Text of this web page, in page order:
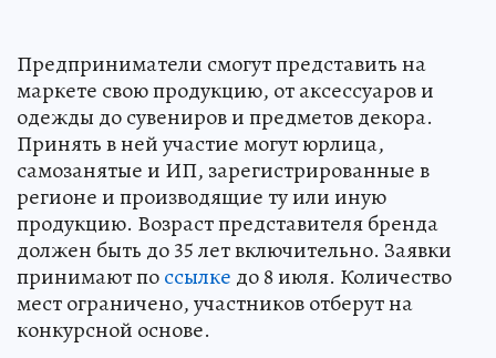
Предприниматели смогут представить на
маркете свою продукцию, от аксессуаров и
одежды до сувениров и предметов декора.
Принять в ней участие могут юрлица,
самозанятые и ИП, зарегистрированные в
регионе и производящие ту или иную
продукцию. Возраст представителя бренда
должен быть до 35 лет включительно. Заявки
принимают поссылке до 8 июля. Количество
мест ограничено, участников отберут на
конкурсной основе.